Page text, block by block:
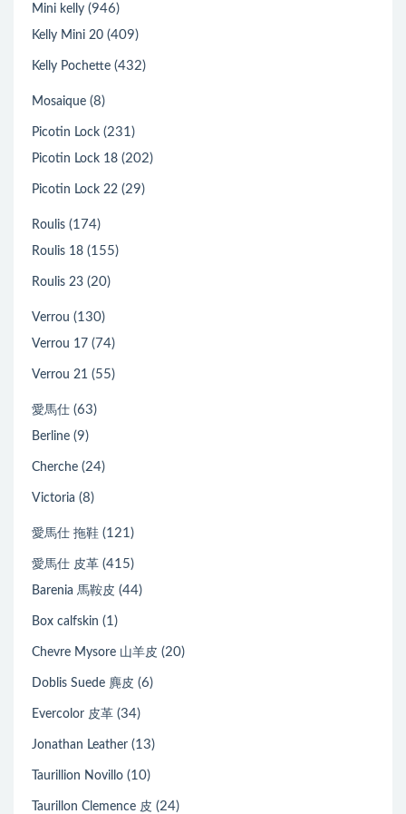
Mini kelly (946)
Kelly Mini 20 (409)
Kelly Pochette (432)
Mosaique (8)
Picotin Lock (231)
Picotin Lock 18 (202)
Picotin Lock 22 (29)
Roulis (174)
Roulis 18 (155)
Roulis 23 (20)
Verrou (130)
Verrou 17 (74)
Verrou 21 (55)
愛馬仕 (63)
Berline (9)
Cherche (24)
Victoria (8)
愛馬仕 拖鞋 (121)
愛馬仕 皮革 (415)
Barenia 馬鞍皮 (44)
Box calfskin (1)
Chevre Mysore 山羊皮 (20)
Doblis Suede 麂皮 (6)
Evercolor 皮革 (34)
Jonathan Leather (13)
Taurillion Novillo (10)
Taurillon Clemence 皮 (24)